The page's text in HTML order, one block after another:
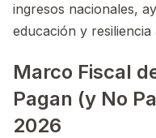
ingresos nacionales,
educación y resiliencia
Marco Fiscal
Pagan (y No
2026